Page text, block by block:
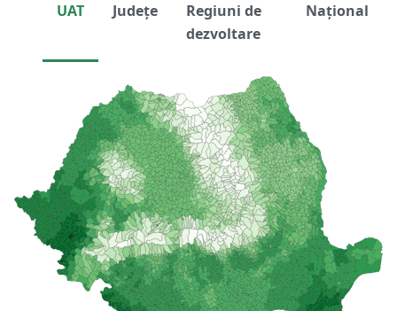
UAT Județe
Regiuni de
dezvoltare
Național